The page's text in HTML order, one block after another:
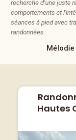
recherche d’une juste
comportements et
séances à pied avec
randonnées.
Mélodie
Hautes